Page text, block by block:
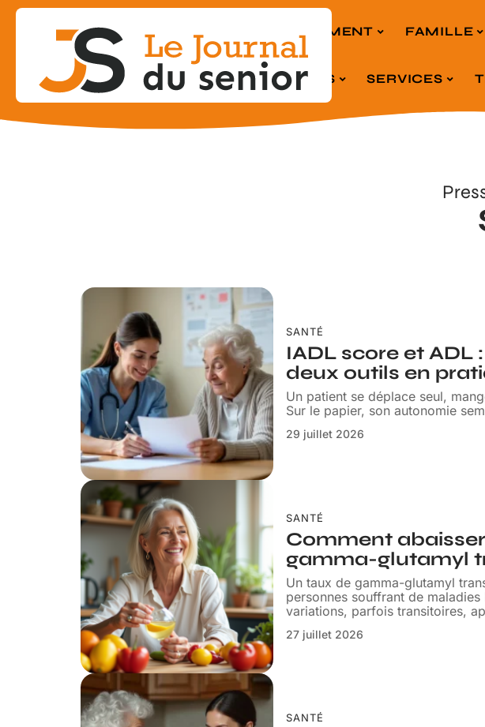
EQUIPEMENT FAMILLE
SENIORS SERVICES
SANTÉ
IADL score et ADL
deux outils en
Un patient se déplace seul,
Sur le papier, son autonomie
29 juillet 2026
SANTÉ
Comment
gamma-glutamyl
Un taux de gamma-glutamyl
personnes souffrant de
variations, parfois transitoires,
27 juillet 2026
SANTÉ